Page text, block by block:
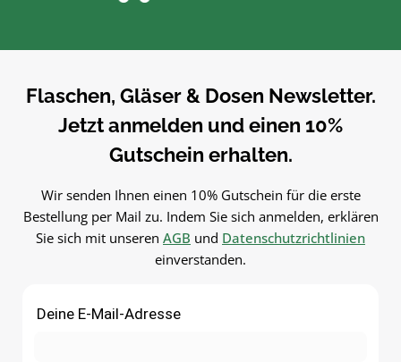
mlMaterial:
itig einsetzbarUnsere
von Säften, Sirup, Likören, Ölen
und weiteren Flüssigkeiten –
wiederbefüllbar und
vielseitig.PflegehinweiseVor dem
ersten Gebrauch mit warmem
ausspülenSpülmaschinengeeigne
tGut trocknen lassenJetzt
bestellenBestelle deinen
Glasflasche 500 ml bequem
itig einsetzbarUnsere
von Säften, Sirup, Likören,
und weiteren Flüssigkeiten
wiederbefüllbar und
vielseitig.PflegehinweiseVor
ersten Gebrauch mit
tGut trocknen lassenJetzt
bestellenBestelle deinen
Glasflasche 1000 ml
Flaschen, Gläser & Dosen Newsletter.
Jetzt anmelden und einen 10%
Gutschein erhalten.
Wir senden Ihnen einen 10% Gutschein für die erste
Bestellung per Mail zu. Indem Sie sich anmelden, erklären
Sie sich mit unseren AGB und Datenschutzrichtlinien
einverstanden.